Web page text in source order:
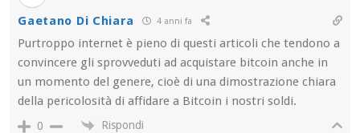
Gaetano Di Chiara 4 anni fa
Purtroppo internet è pieno di questi articoli che tendono a
convincere gli sprovveduti ad acquistare bitcoin anche in
un momento del genere, cioè di una dimostrazione chiara
della pericolosità di affidare a Bitcoin i nostri soldi.
0 Rispondi